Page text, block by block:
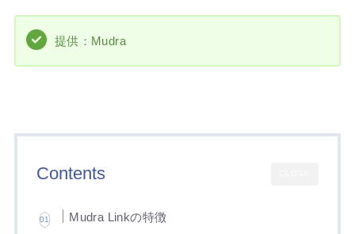
提供：Mudra
Contents
Mudra Linkの特徴